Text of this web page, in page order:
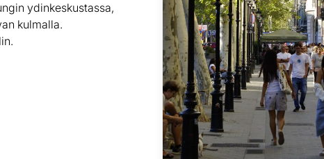
ydinkeskustassa,
kulmalla.